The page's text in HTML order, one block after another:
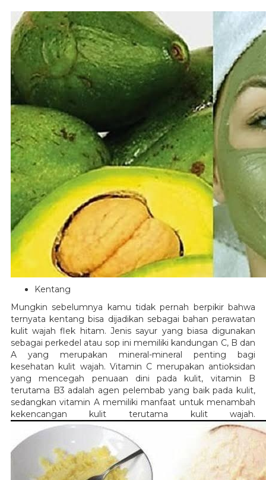
Kentang
Mungkin sebelumnya kamu tidak pernah berpikir bahwa
ternyata kentang bisa dijadikan sebagai bahan perawatan
kulit wajah flek hitam. Jenis sayur yang biasa digunakan
sebagai perkedel atau sop ini memiliki kandungan C, B dan
A yang merupakan mineral-mineral penting bagi
kesehatan kulit wajah. Vitamin C merupakan antioksidan
yang mencegah penuaan dini pada kulit, vitamin B
terutama B3 adalah agen pelembab yang baik pada kulit,
sedangkan vitamin A memiliki manfaat untuk menambah
kekencangan kulit terutama kulit wajah.